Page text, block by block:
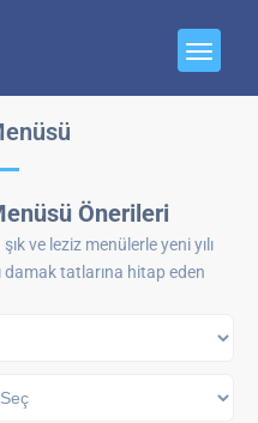
Önerileri
ve leziz menülerle yeni yılı
damak tatlarına hitap eden